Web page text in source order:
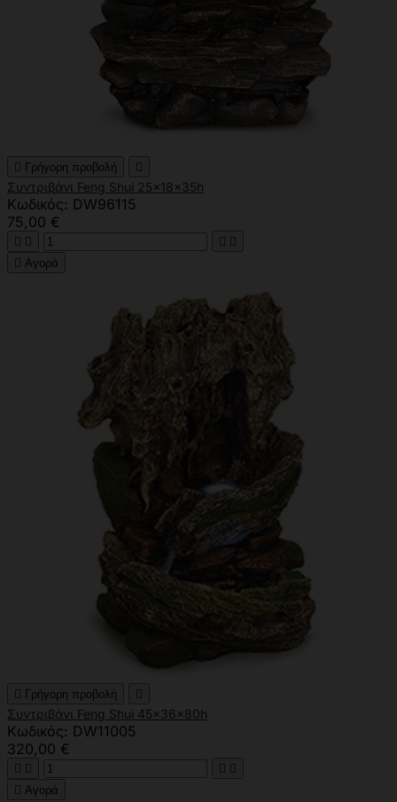
 Γρήγορη προβολή 
Συντριβάνι Feng Shui 25x18x35h
Κωδικός: DW96115
75,00 €
   
 Αγορά
 Γρήγορη προβολή 
Συντριβάνι Feng Shui 45x36x80h
Κωδικός: DW11005
320,00 €
   
 Αγορά